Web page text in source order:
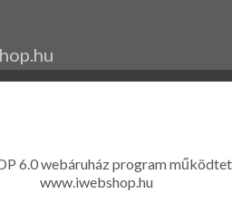
6.0 webáruház program
www.iwebshop.hu